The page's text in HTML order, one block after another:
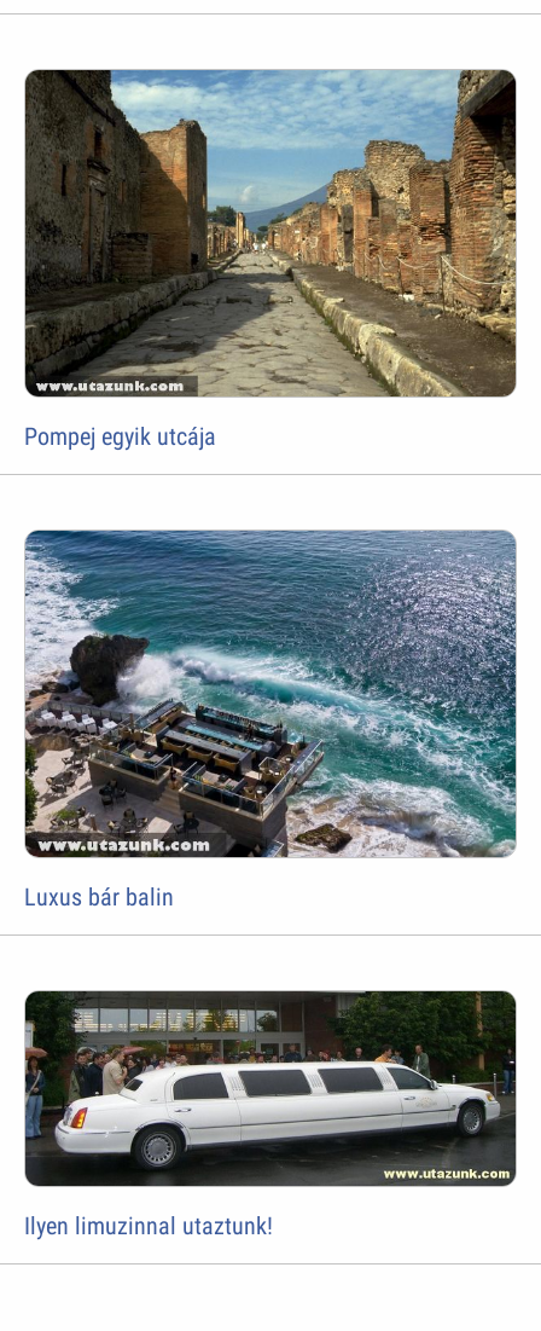
Pompej egyik utcája
Luxus bár balin
Ilyen limuzinnal utaztunk!